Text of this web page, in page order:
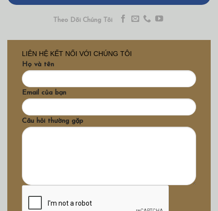
Theo Dõi Chúng Tôi
LIÊN HỆ KẾT NỐI VỚI CHÚNG TÔI
Họ và tên
Email của bạn
Câu hỏi thường gặp